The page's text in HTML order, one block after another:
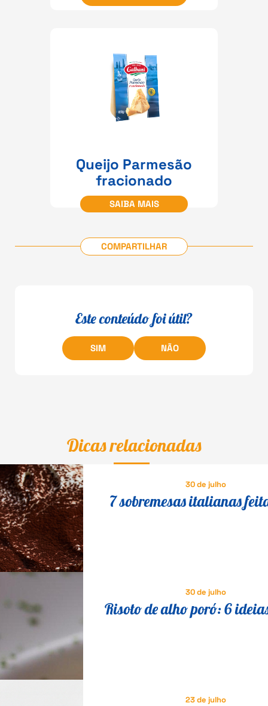
Queijo Parmesão
fracionado
SAIBA MAIS
COMPARTILHAR
Este conteúdo foi útil?
SIM NÃO
Dicas relacionadas
30 de julho
7 sobremesas italianas
30 de julho
Risoto de alho poró: 6
23 de julho